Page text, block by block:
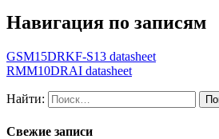
Навигация по записям
GSM15DRKF-S13 datasheet
RMM10DRAI datasheet
Найти:
Свежие записи